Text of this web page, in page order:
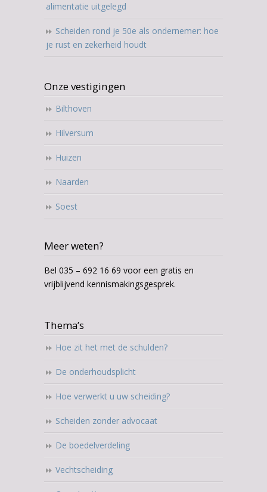
alimentatie uitgelegd
Scheiden rond je 50e als ondernemer: hoe
je rust en zekerheid houdt
Onze vestigingen
Bilthoven
Hilversum
Huizen
Naarden
Soest
Meer weten?
Bel 035 – 692 16 69 voor een gratis en
vrijblijvend kennismakingsgesprek.
Thema’s
Hoe zit het met de schulden?
De onderhoudsplicht
Hoe verwerkt u uw scheiding?
Scheiden zonder advocaat
De boedelverdeling
Vechtscheiding